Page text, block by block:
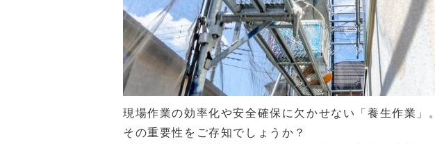
現場作業の効率化や安全確保に欠かせない「養生作業」。
その重要性をご存知でしょうか？